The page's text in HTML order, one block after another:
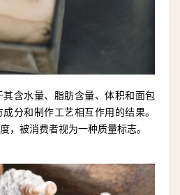
含水量、脂肪含量、体积和面包
分和制作工艺相互作用的结果。
，被消费者视为一种质量标志。